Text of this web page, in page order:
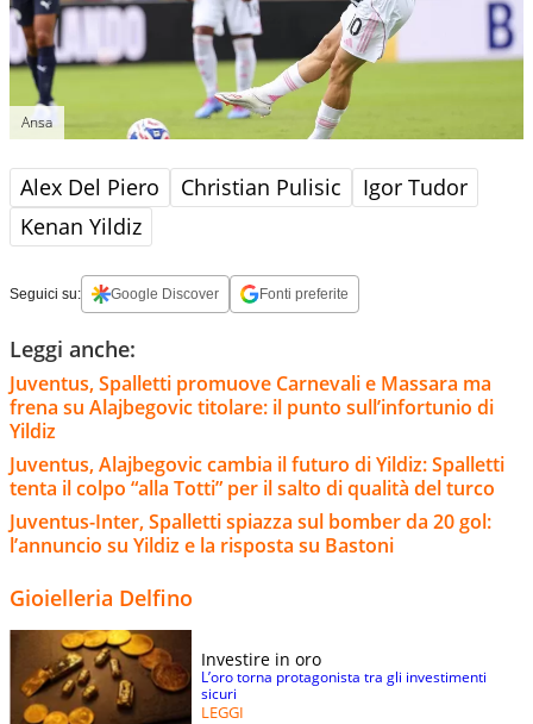
Ansa
Alex Del Piero Christian Pulisic
Igor Tudor
Kenan Yildiz
Seguici su: Google Discover Fonti preferite
Leggi anche:
Juventus, Spalletti promuove Carnevali e Massara ma
frena su Alajbegovic titolare: il punto sull’infortunio di
Yildiz
Juventus, Alajbegovic cambia il futuro di Yildiz: Spalletti
tenta il colpo “alla Totti” per il salto di qualità del turco
Juventus-Inter, Spalletti spiazza sul bomber da 20 gol:
l’annuncio su Yildiz e la risposta su Bastoni
Gioielleria Delfino
Investire in oro
L’oro torna protagonista tra gli investimenti
sicuri
LEGGI